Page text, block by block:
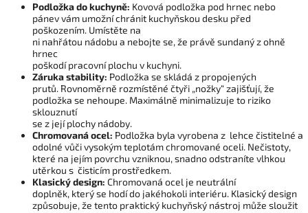
Podložka do kuchyně: Kovová podložka pod hrnec nebo
pánev vám umožní chránit kuchyňskou desku před
poškozením. Umístěte na
ni nahřátou nádobu a nebojte se, že právě sundaný z ohně
hrnec
poškodí pracovní plochu v kuchyni.
Záruka stability: Podložka se skládá z propojených
prutů. Rovnoměrně rozmístěné čtyři „nožky“ zajišťují, že
podložka se nehoupe. Maximálně minimalizuje to riziko
sklouznutí
se z její plochy nádoby.
Chromovaná ocel: Podložka byla vyrobena z lehce čistitelné a
odolné vůči vysokým teplotám chromované oceli. Nečistoty,
které na jejím povrchu vzniknou, snadno odstraníte vlhkou
utěrkou s čisticím prostředkem.
Klasický design: Chromovaná ocel je neutrální
doplněk, který se hodí do jakéhokoli interiéru. Klasický design
způsobuje, že tento praktický kuchyňský nástroj může sloužit